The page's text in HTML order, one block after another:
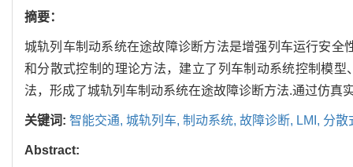
摘要：
城轨列车制动系统在途故障诊断方法是增强列车运行安
和分散式控制的理论方法，建立了列车制动系统控制模
法，形成了城轨列车制动系统在途故障诊断方法.通过仿真
关键词: 智能交通, 城轨列车, 制动系统, 故障诊断, LMI, 分散
Abstract: